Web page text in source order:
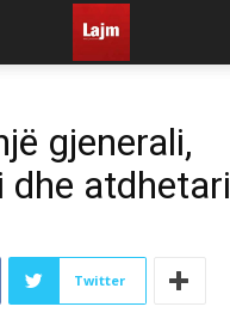
gjenerali,
dhe atdhetari
Twitter